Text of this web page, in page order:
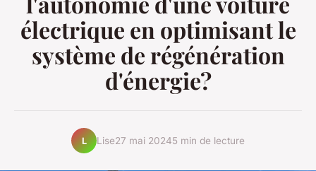
électrique en optimisant le
système de régénération
d'énergie?
L Lise27 mai 20245 min de lecture